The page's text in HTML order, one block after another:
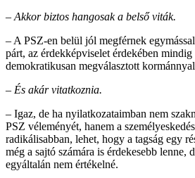
– Akkor biztos hangosak a belső viták.
– A PSZ-en belül jól megférnek
párt, az érdekképviselet érdekében mindig
demokratikusan megválasztott
– És akár vitatkoznia.
– Igaz, de ha nyilatkozataimban nem
PSZ véleményét, hanem a
radikálisabban, lehet, hogy a tagság egy
még a sajtó számára is érdekesebb lenne,
egyáltalán nem értékelné.